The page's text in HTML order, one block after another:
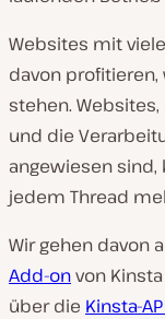
Websites mit
davon profitieren,
stehen.
und die
angewiesen
jedem Thread
Wir gehen davon
Add-onvon
über die Kinsta-